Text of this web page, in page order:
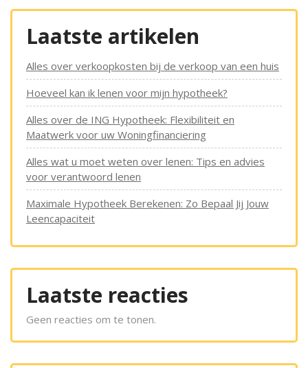
Laatste artikelen
Alles over verkoopkosten bij de verkoop van een huis
Hoeveel kan ik lenen voor mijn hypotheek?
Alles over de ING Hypotheek: Flexibiliteit en
Maatwerk voor uw Woningfinanciering
Alles wat u moet weten over lenen: Tips en advies
voor verantwoord lenen
Maximale Hypotheek Berekenen: Zo Bepaal Jij Jouw
Leencapaciteit
Laatste reacties
Geen reacties om te tonen.